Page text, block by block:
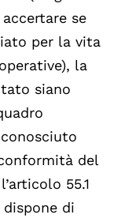
se
per la vita
la
siano
del
55.1
di